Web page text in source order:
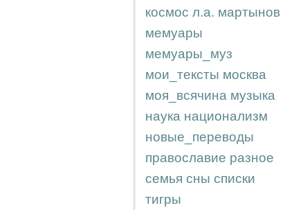
космос л.а. мартынов
мемуары
мемуары_муз
мои_тексты москва
моя_всячина музыка
наука национализм
новые_переводы
православие разное
семья сны списки
тигры